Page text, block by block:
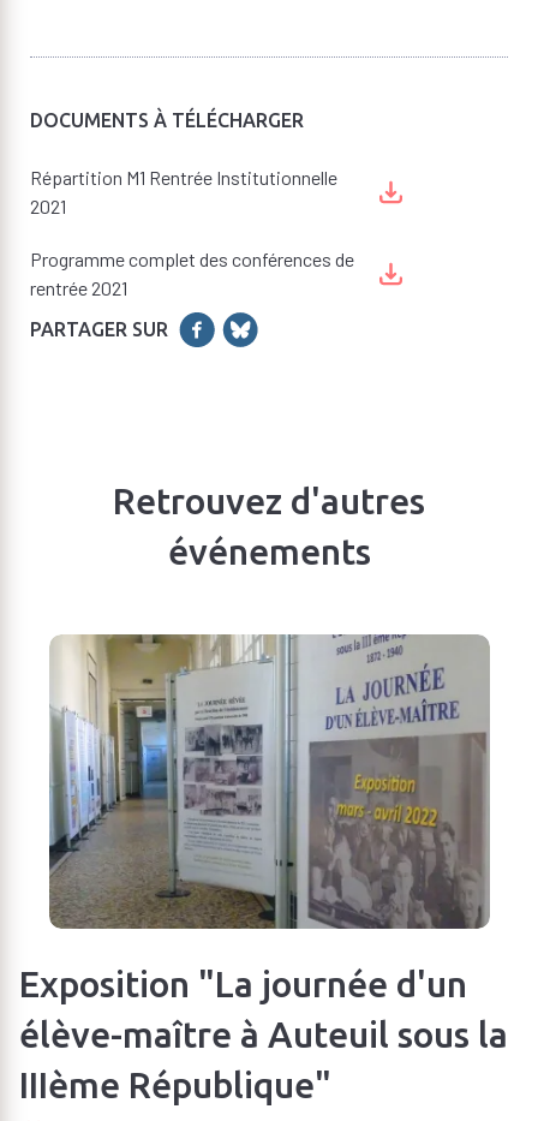
PARTAGER SUR
DOCUMENTS À TÉLÉCHARGER
Répartition M1 Rentrée Institutionnelle
2021
Programme complet des conférences de
rentrée 2021
Retrouvez d'autres
événements
Exposition "La journée d'un
élève-maître à Auteuil sous la
IIIème République"